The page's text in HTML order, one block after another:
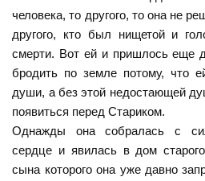
человека, то другого, то она не
другого, кто был нищетой и
смерти. Вот ей и пришлось еще
бродить по земле потому, что
души, а без этой недостающей
появиться перед Стариком.
Однажды она собралась с
сердце и явилась в дом
сына которого она уже давно